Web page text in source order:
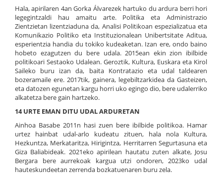
Hala, apirilaren 4an Gorka Álvarezek hartuko du ardura berri hori
legegintzaldi hau amaitu arte. Politika eta Administrazio
Zientzietan lizentziaduna da, Analisi Politikoan espezializatua eta
Komunikazio Politiko eta Instituzionalean Unibertsitate Aditua,
esperientzia handia du tokiko kudeaketan. Izan ere, ondo baino
hobeto ezagutzen du bere udala. 2015ean ekin zion ibilbide
politikoari Sestaoko Udalean. Geroztik, Kultura, Euskara eta Kirol
Saileko buru izan da, baita Kontratazio eta udal taldearen
bozeramaile ere. 2017tik, gainera, legebiltzarkidea da Gasteizen,
eta datozen egunetan kargu horri uko egingo dio, bere udalerriko
alkatetza bere gain hartzeko.
14 URTE EMAN DITU UDAL ARDURETAN
Ainhoa Basabe 2011n hasi zuen bere ibilbide politikoa. Hamar
urtez hainbat udal-arlo kudeatu zituen, hala nola Kultura,
Hezkuntza, Merkataritza, Hirigintza, Herritarren Segurtasuna eta
Giza Baliabideak. 2021eko apirilean hautatu zuten alkate, Josu
Bergara bere aurrekoak kargua utzi ondoren, 2023ko udal
hauteskundeetan zerrenda bozkatuenaren buru zela.